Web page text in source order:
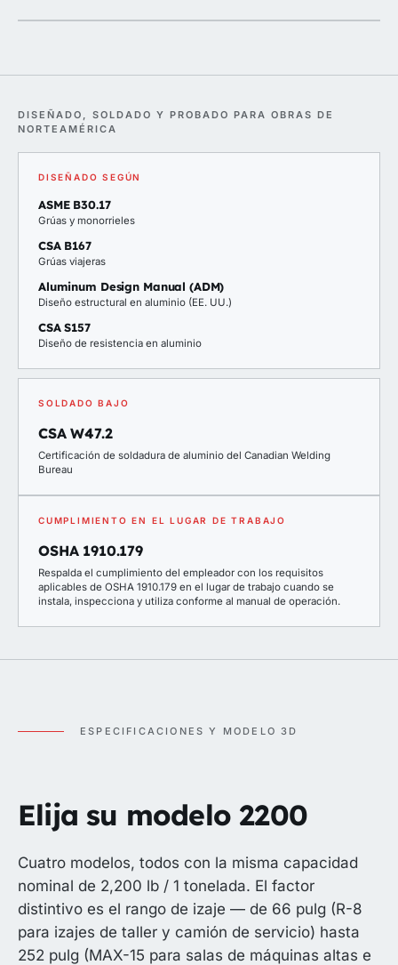
DISEÑADO, SOLDADO Y PROBADO PARA OBRAS DE
NORTEAMÉRICA
DISEÑADO SEGÚN
ASME B30.17
Grúas y monorrieles
CSA B167
Grúas viajeras
Aluminum Design Manual (ADM)
Diseño estructural en aluminio (EE. UU.)
CSA S157
Diseño de resistencia en aluminio
SOLDADO BAJO
CSA W47.2
Certificación de soldadura de aluminio del Canadian Welding
Bureau
CUMPLIMIENTO EN EL LUGAR DE TRABAJO
OSHA 1910.179
Respalda el cumplimiento del empleador con los requisitos
aplicables de OSHA 1910.179 en el lugar de trabajo cuando se
instala, inspecciona y utiliza conforme al manual de operación.
ESPECIFICACIONES Y MODELO 3D
Elija su modelo 2200
Cuatro modelos, todos con la misma capacidad
nominal de 2,200 lb / 1 tonelada. El factor
distintivo es el rango de izaje — de 66 pulg (R-8
para izajes de taller y camión de servicio) hasta
252 pulg (MAX-15 para salas de máquinas altas e